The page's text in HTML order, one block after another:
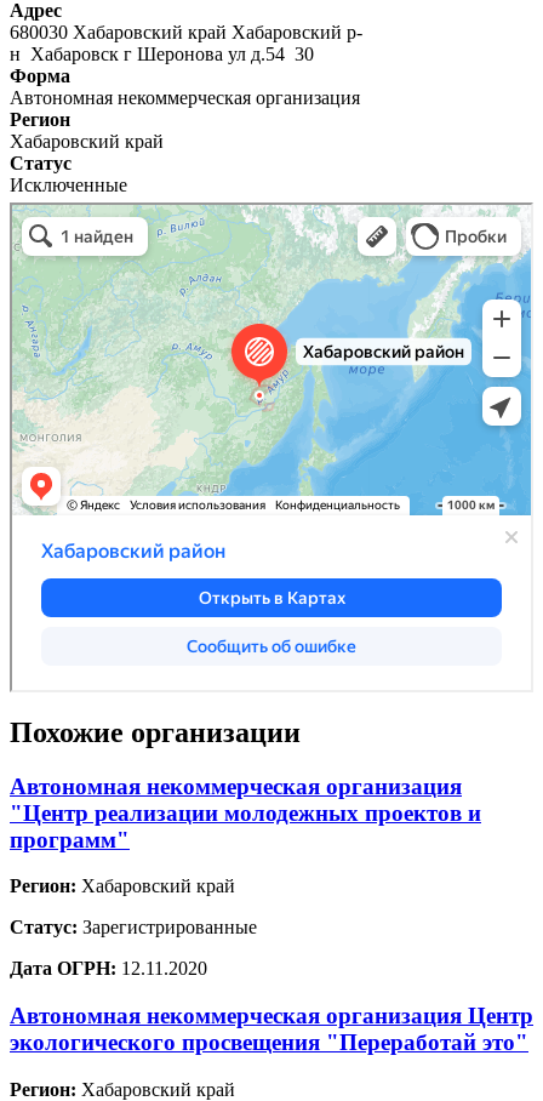
Адрес
680030 Хабаровский край Хабаровский р-
н Хабаровск г Шеронова ул д.54 30
Форма
Автономная некоммерческая организация
Регион
Хабаровский край
Статус
Исключенные
Похожие организации
Автономная некоммерческая организация
"Центр реализации молодежных проектов и
программ"
Регион: Хабаровский край
Статус: Зарегистрированные
Дата ОГРН: 12.11.2020
Автономная некоммерческая организация Центр
экологического просвещения "Переработай это"
Регион: Хабаровский край